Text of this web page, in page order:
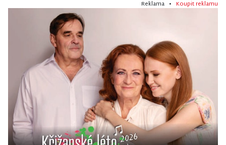
Reklama • Koupit reklamu